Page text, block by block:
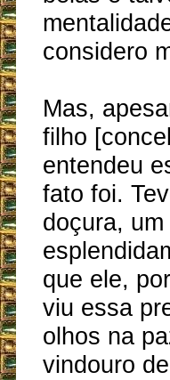
considero
Mas,
filho
entendeu
fato foi.
doçura,
que ele,
viu essa
olhos na
vindouro